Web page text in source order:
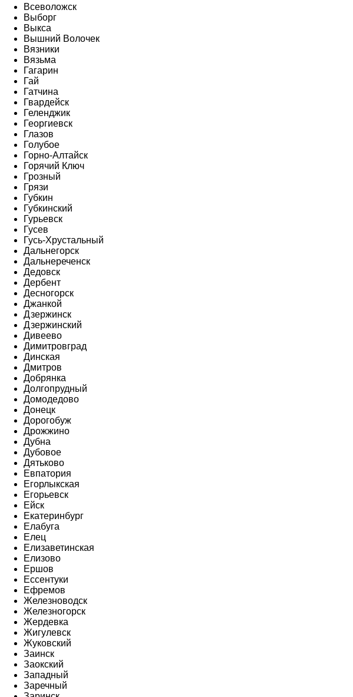
Всеволожск
Выборг
Выкса
Вышний Волочек
Вязники
Вязьма
Гагарин
Гай
Гатчина
Гвардейск
Геленджик
Георгиевск
Глазов
Голубое
Горно-Алтайск
Горячий Ключ
Грозный
Грязи
Губкин
Губкинский
Гурьевск
Гусев
Гусь-Хрустальный
Дальнегорск
Дальнереченск
Дедовск
Дербент
Десногорск
Джанкой
Дзержинск
Дзержинский
Дивеево
Димитровград
Динская
Дмитров
Добрянка
Долгопрудный
Домодедово
Донецк
Дорогобуж
Дрожжино
Дубна
Дубовое
Дятьково
Евпатория
Егорлыкская
Егорьевск
Ейск
Екатеринбург
Елабуга
Елец
Елизаветинская
Елизово
Ершов
Ессентуки
Ефремов
Железноводск
Железногорск
Жердевка
Жигулевск
Жуковский
Заинск
Заокский
Западный
Заречный